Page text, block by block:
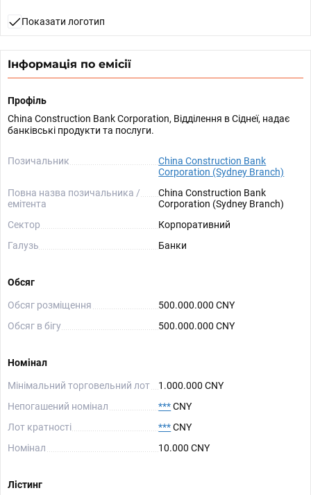
Показати логотип
Інформація по емісії
Профіль
China Construction Bank Corporation, Відділення в Сіднеї, надає
банківські продукти та послуги.
Позичальник
China Construction Bank
Corporation (Sydney Branch)
Повна назва позичальника /
емітента
China Construction Bank
Corporation (Sydney Branch)
Сектор
Корпоративний
Галузь
Банки
Обсяг
Обсяг розміщення
500.000.000 CNY
Обсяг в бігу
500.000.000 CNY
Номінал
Мінімальний торговельний лот
1.000.000 CNY
Непогашений номінал
***CNY
Лот кратності
***CNY
Номінал
10.000 CNY
Лістинг